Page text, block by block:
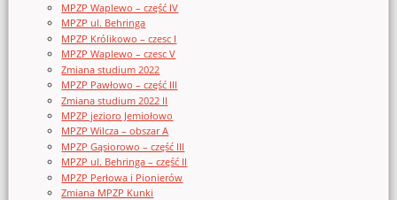
MPZP Waplewo – część IV
MPZP ul. Behringa
MPZP Królikowo – czesc I
MPZP Waplewo – czesc V
Zmiana studium 2022
MPZP Pawłowo – część III
Zmiana studium 2022 II
MPZP jezioro Jemiołowo
MPZP Wilcza – obszar A
MPZP Gąsiorowo – część III
MPZP ul. Behringa – część II
MPZP Perłowa i Pionierów
Zmiana MPZP Kunki